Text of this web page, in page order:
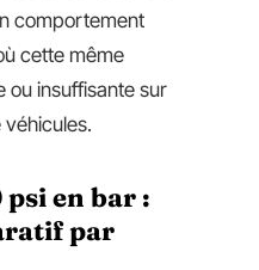
comportement
cette même
ou insuffisante sur
en bar :
par